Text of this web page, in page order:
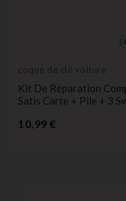
( 4
coque de clé voiture
Kit De Réparation
Satis Carte + Pile + 3
10,99 €